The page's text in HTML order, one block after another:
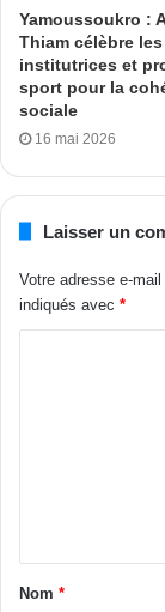
Yamoussoukro :
Thiam célèbre les
institutrices et
sport pour la
sociale
16 mai 2026
Laisser un
Votre adresse e-
indiqués avec *
Nom *